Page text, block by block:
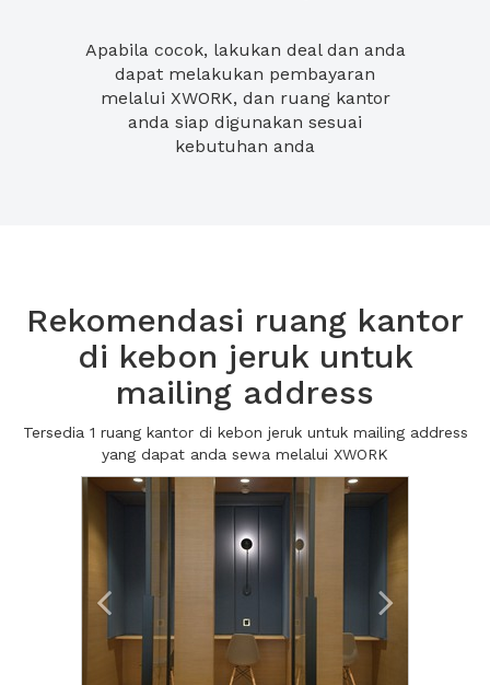
Apabila cocok, lakukan deal dan anda
dapat melakukan pembayaran
melalui XWORK, dan ruang kantor
anda siap digunakan sesuai
kebutuhan anda
Rekomendasi ruang kantor
di kebon jeruk untuk
mailing address
Tersedia 1 ruang kantor di kebon jeruk untuk mailing address
yang dapat anda sewa melalui XWORK
Previous Next2